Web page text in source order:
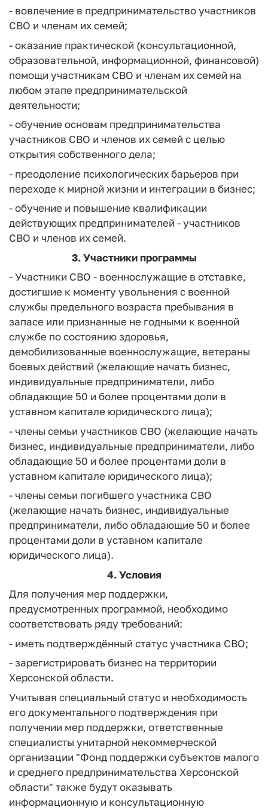
- вовлечение в предпринимательство участников
СВО и членам их семей;
- оказание практической (консультационной,
образовательной, информационной, финансовой)
помощи участникам СВО и членам их семей на
любом этапе предпринимательской
деятельности;
- обучение основам предпринимательства
участников СВО и членов их семей с целью
открытия собственного дела;
- преодоление психологических барьеров при
переходе к мирной жизни и интеграции в бизнес;
- обучение и повышение квалификации
действующих предпринимателей - участников
СВО и членов их семей.
3. Участники программы
- Участники СВО - военнослужащие в отставке,
достигшие к моменту увольнения с военной
службы предельного возраста пребывания в
запасе или признанные не годными к военной
службе по состоянию здоровья,
демобилизованные военнослужащие, ветераны
боевых действий (желающие начать бизнес,
индивидуальные предприниматели, либо
обладающие 50 и более процентами доли в
уставном капитале юридического лица);
- члены семьи участников СВО (желающие начать
бизнес, индивидуальные предприниматели, либо
обладающие 50 и более процентами доли в
уставном капитале юридического лица);
- члены семьи погибшего участника СВО
(желающие начать бизнес, индивидуальные
предприниматели, либо обладающие 50 и более
процентами доли в уставном капитале
юридического лица).
4. Условия
Для получения мер поддержки,
предусмотренных программой, необходимо
соответствовать ряду требований:
- иметь подтверждённый статус участника СВО;
- зарегистрировать бизнес на территории
Херсонской области.
Учитывая специальный статус и необходимость
его документального подтверждения при
получении мер поддержки, ответственные
специалисты унитарной некоммерческой
организации "Фонд поддержки субъектов малого
и среднего предпринимательства Херсонской
области" также будут оказывать
информационную и консультационную